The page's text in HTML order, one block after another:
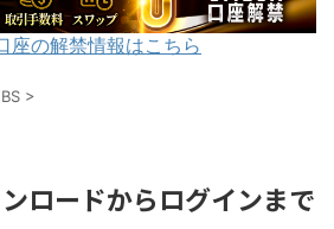
座の解禁情報はこちら
>
ロードからログインまで